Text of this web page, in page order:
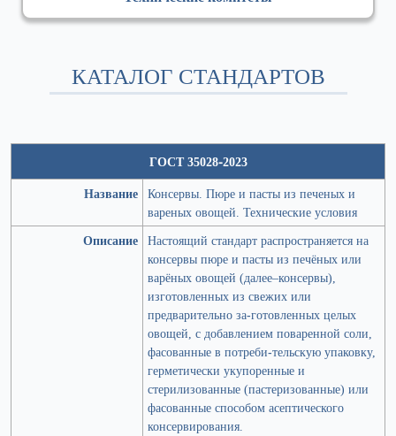
КАТАЛОГ СТАНДАРТОВ
ГОСТ 35028-2023
Название Консервы. Пюре и пасты из печеных и
вареных овощей. Технические условия
Описание Настоящий стандарт распространяется на
консервы пюре и пасты из печёных или
варёных овощей (далее–консервы),
изготовленных из свежих или
предварительно за-готовленных целых
овощей, с добавлением поваренной соли,
фасованные в потреби-тельскую упаковку,
герметически укупоренные и
стерилизованные (пастеризованные) или
фасованные способом асептического
консервирования.